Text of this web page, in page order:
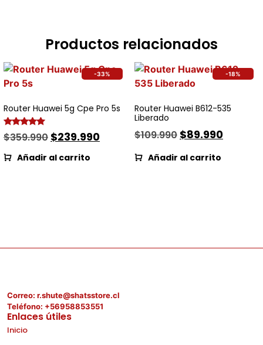
Productos relacionados
-33%
Router Huawei 5g Cpe Pro 5s
Valorado
con
de 5
$359.990 $239.990
Añadir al carrito
-18%
Router Huawei B612-535
Liberado
$109.990 $89.990
Añadir al carrito
Correo: r.shute@shatsstore.cl
Teléfono: +56958853551
Enlaces útiles
Inicio